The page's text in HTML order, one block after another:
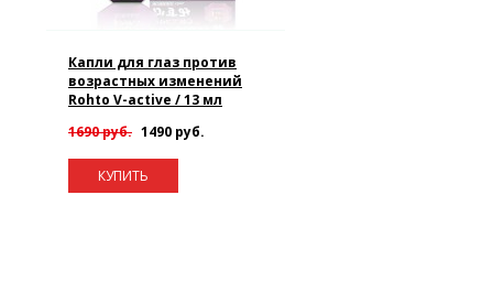
Капли для глаз против
возрастных изменений
Rohto V-active / 13 мл
1690 руб. 1490 руб.
КУПИТЬ